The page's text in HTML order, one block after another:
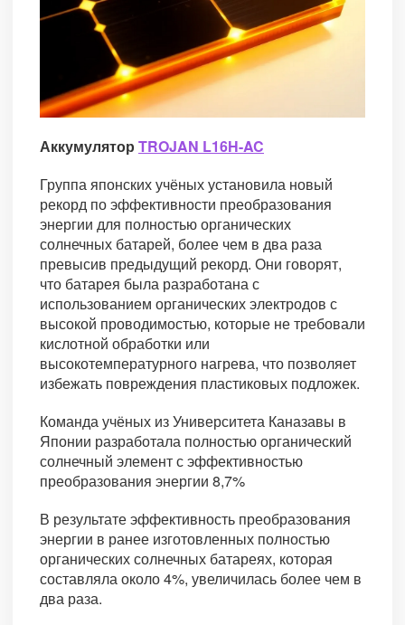
Аккумулятор TROJAN L16H-AC
Группа японских учёных установила новый
рекорд по эффективности преобразования
энергии для полностью органических
солнечных батарей, более чем в два раза
превысив предыдущий рекорд. Они говорят,
что батарея была разработана с
использованием органических электродов с
высокой проводимостью, которые не требовали
кислотной обработки или
высокотемпературного нагрева, что позволяет
избежать повреждения пластиковых подложек.
Команда учёных из Университета Каназавы в
Японии разработала полностью органический
солнечный элемент с эффективностью
преобразования энергии 8,7%
В результате эффективность преобразования
энергии в ранее изготовленных полностью
органических солнечных батареях, которая
составляла около 4%, увеличилась более чем в
два раза.